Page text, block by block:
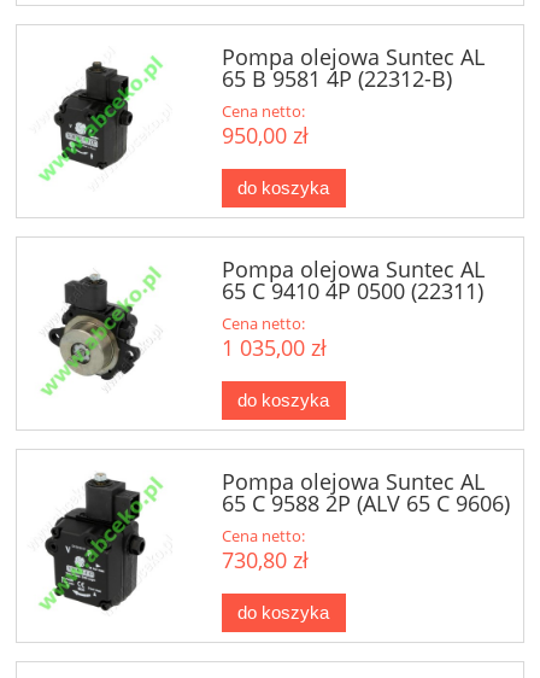
Pompa olejowa Suntec AL
65 B 9581 4P (22312-B)
Cena netto:
950,00 zł
do koszyka
Pompa olejowa Suntec AL
65 C 9410 4P 0500 (22311)
Cena netto:
1 035,00 zł
do koszyka
Pompa olejowa Suntec AL
65 C 9588 2P (ALV 65 C 9606)
(22313)
Cena netto:
730,80 zł
do koszyka